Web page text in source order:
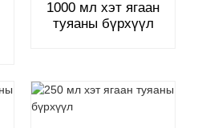
1000 мл хэт ягаан
туяаны бүрхүүл